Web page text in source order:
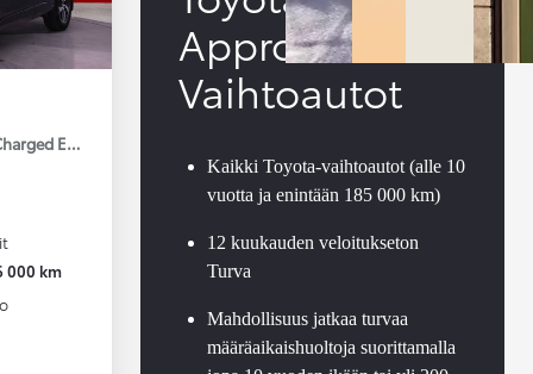
Edition
000 km
Approved
Vaihtoautot
Kaikki Toyota-vaihtoautot (alle 10
vuotta ja enintään 185 000 km)
12 kuukauden veloitukseton
Turva
Mahdollisuus jatkaa turvaa
määräaikaishuoltoja suorittamalla